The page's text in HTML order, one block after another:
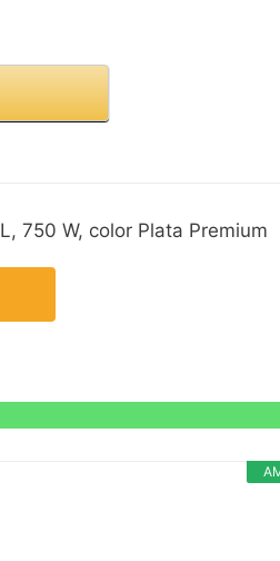
750 W, color Plata Premium